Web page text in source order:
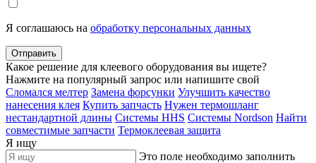
Я соглашаюсь на обработку персональных данных
Отправить
Какое решение для клеевого оборудования вы ищете?
Нажмите на популярный запрос или напишите свой
Сломался мелтер Замена форсунки Улучшить качество
нанесения клея Купить запчасть Нужен термошланг
нестандартной длины Системы HHS Системы Nordson Найти
совместимые запчасти Термоклеевая защита
Я ищу
Это поле необходимо заполнить